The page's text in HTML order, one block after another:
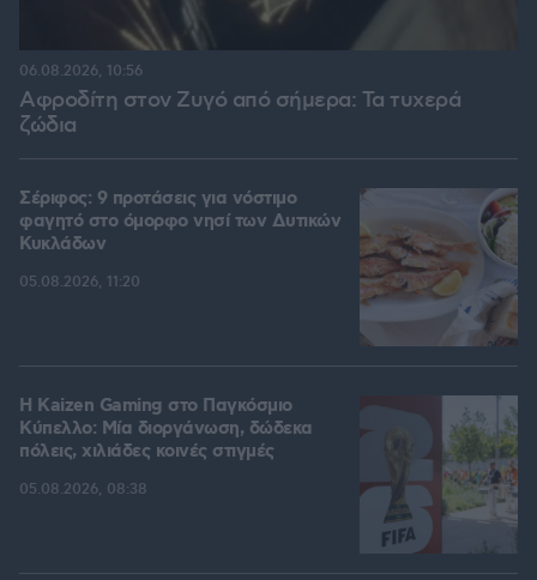
Αφροδίτη στον Ζυγό από σήμερα: Τα τυχερά
ζώδια
06.08.2026, 10:56
Σέριφος: 9 προτάσεις για νόστιμο
φαγητό στο όμορφο νησί των Δυτικών
Κυκλάδων
05.08.2026, 11:20
H Kaizen Gaming στο Παγκόσμιο
Kύπελλο: Μία διοργάνωση, δώδεκα
πόλεις, χιλιάδες κοινές στιγμές
05.08.2026, 08:38